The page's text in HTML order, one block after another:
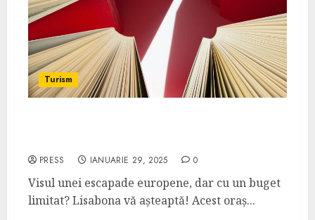
Turism
PRESS IANUARIE 29, 2025 0
Visul unei escapade europene, dar cu un buget
limitat? Lisabona vă așteaptă! Acest oraș...